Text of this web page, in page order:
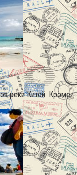
реки Китой. Кроме